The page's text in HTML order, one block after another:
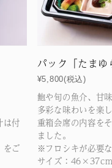
パック「たまゆら」
¥5,800(税込)
鮑や旬の魚介、甘味のフ
多彩な味わいを楽しめる会
重箱会席の内容をそのまま
ました。
※フロシキが必要な方はお
サイズ：46×37cm